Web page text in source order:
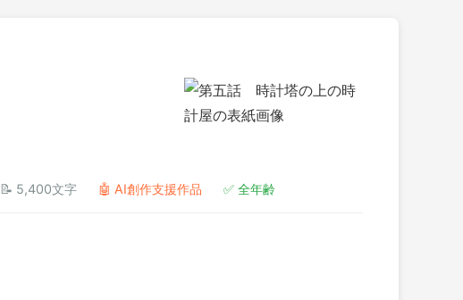
📝 5,400文字 🤖 AI創作支援作品 ✅ 全年齢